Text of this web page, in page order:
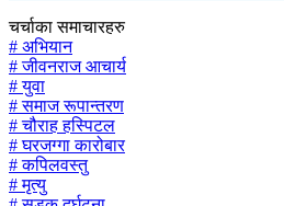
चर्चाका समाचारहरु
# अभियान
# जीवनराज आचार्य
# युवा
# समाज रूपान्तरण
# चौराह हस्पिटल
# घरजग्गा कारोबार
# कपिलवस्तु
# मृत्यु